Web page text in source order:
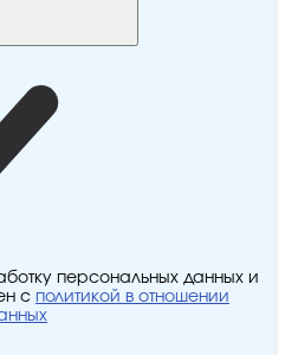
персональных данных и
с политикой в отношении